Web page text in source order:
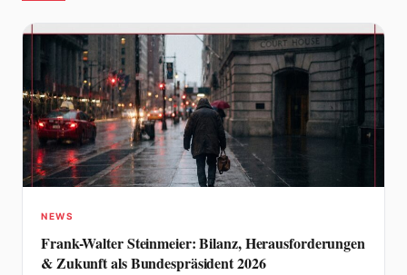
NEWS
Frank-Walter Steinmeier: Bilanz, Herausforderungen
& Zukunft als Bundespräsident 2026